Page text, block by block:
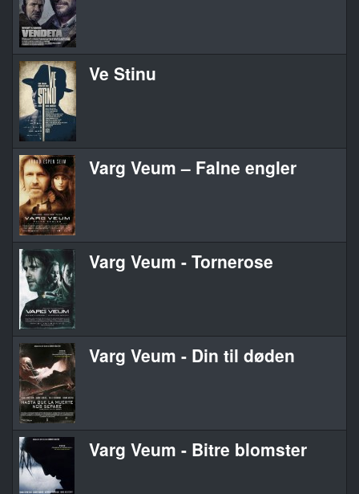
Ve Stinu
Varg Veum – Falne engler
Varg Veum - Tornerose
Varg Veum - Din til døden
Varg Veum - Bitre blomster